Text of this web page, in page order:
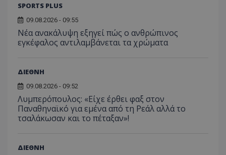
SPORTS PLUS
09.08.2026 - 09:55
Νέα ανακάλυψη εξηγεί πώς ο ανθρώπινος
εγκέφαλος αντιλαμβάνεται τα χρώματα
ΔΙΕΘΝΗ
09.08.2026 - 09:52
Λυμπερόπουλος: «Είχε έρθει φαξ στον
Παναθηναϊκό για εμένα από τη Ρεάλ αλλά το
τσαλάκωσαν και το πέταξαν»!
ΔΙΕΘΝΗ